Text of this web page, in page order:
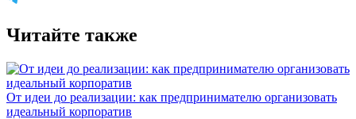
Читайте также
От идеи до реализации: как предпринимателю организовать
идеальный корпоратив